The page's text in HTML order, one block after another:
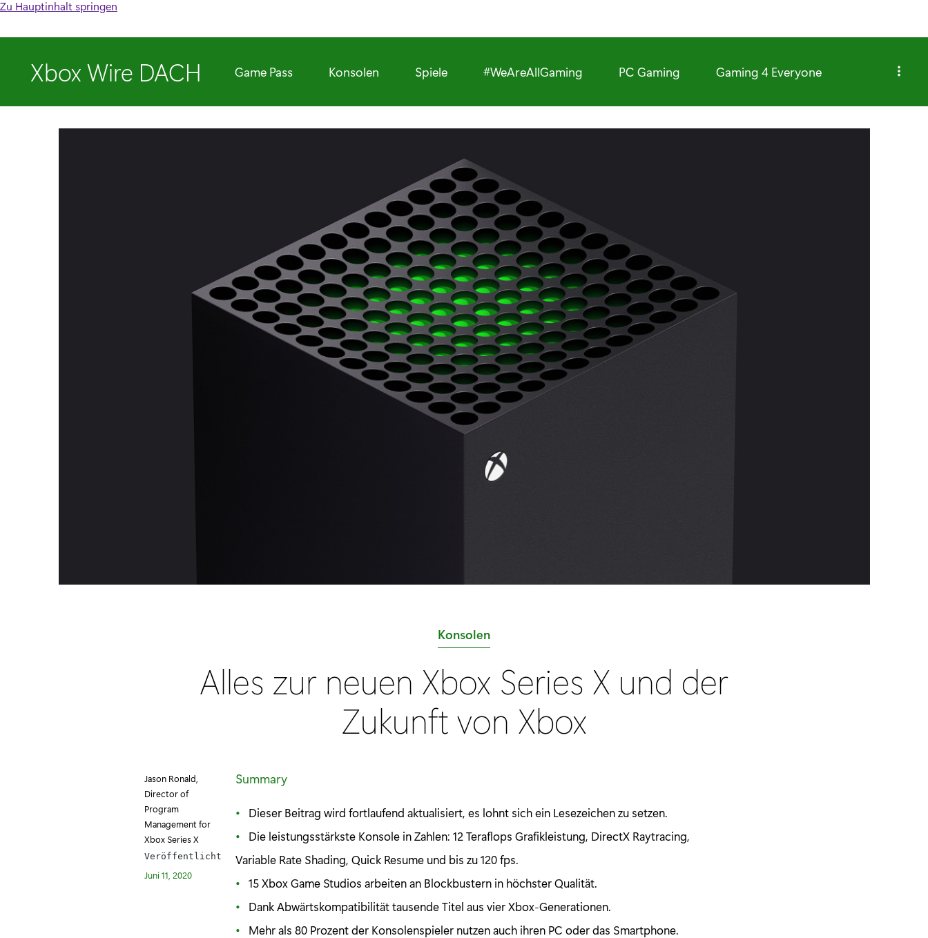
Zu Hauptinhalt springen
Xbox Wire DACH Game Pass Konsolen Spiele #WeAreAllGaming PC Gaming Gaming 4 Everyone
K
t
e
g
o
:
Konsolen
Alles zur neuen Xbox Series X und der
Zukunft von Xbox
Jason Ronald,
Director of
Program
Management for
Xbox Series X
Veröffentlicht
Juni 11, 2020
Summary
Dieser Beitrag wird fortlaufend aktualisiert, es lohnt sich ein Lesezeichen zu setzen.
Die leistungsstärkste Konsole in Zahlen: 12 Teraflops Grafikleistung, DirectX Raytracing,
Variable Rate Shading, Quick Resume und bis zu 120 fps.
15 Xbox Game Studios arbeiten an Blockbustern in höchster Qualität.
Dank Abwärtskompatibilität tausende Titel aus vier Xbox-Generationen.
Mehr als 80 Prozent der Konsolenspieler nutzen auch ihren PC oder das Smartphone.